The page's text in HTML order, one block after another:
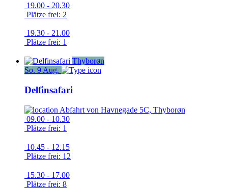
19.00 - 20.30
Plätze frei: 2
19.30 - 21.00
Plätze frei: 1
Thyborøn
So. 9 Aug.
Delfinsafari
Abfahrt von Havnegade 5C, Thyborøn
09.00 - 10.30
Plätze frei: 1
10.45 - 12.15
Plätze frei: 12
15.30 - 17.00
Plätze frei: 8